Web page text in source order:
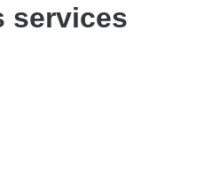
services